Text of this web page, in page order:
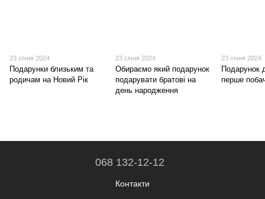
23 січня 2024
Подарунки близьким та
родичам на Новий Рік
23 січня 2024
Обираємо який подарунок
подарувати братові на
день народження
23 січня 2024
Подарунок
перше
068 132-12-12
Контакти